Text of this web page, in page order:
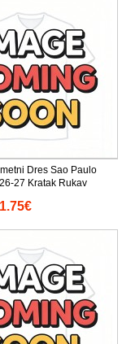
Dres Sao Paulo
27 Kratak Rukav